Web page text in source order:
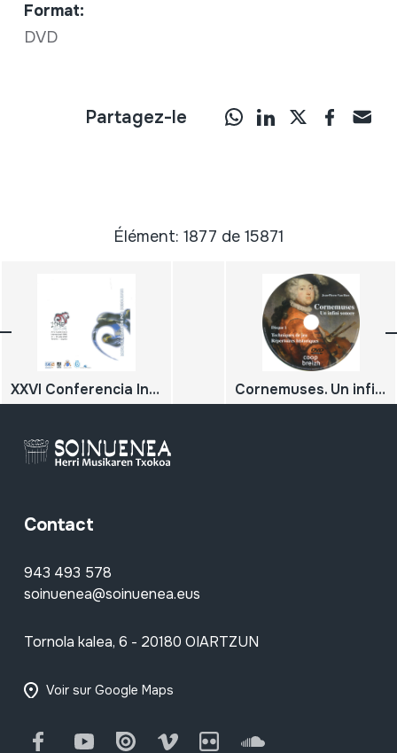
Format:
DVD
Partagez-le
Élément: 1877 de 15871
XXVI Conferencia Internacional ISME; Mundos Sonoros por Descubrir; 11 - 16 Julio 2004; Tenerife; España XXVI Conference International ISME; Sound Worlds to Discover; Abstracts 11 - 16 July 2004; Tenerife; Spain Cornemuses. Un infini sonore Disque 1 Techniques de jeu Répertoires historiques
Contact
943 493 578
soinuenea@soinuenea.eus
Tornola kalea, 6 - 20180 OIARTZUN
Voir sur Google Maps
FacebookYoutube Issuu Vimeo Flickr SoundCloud